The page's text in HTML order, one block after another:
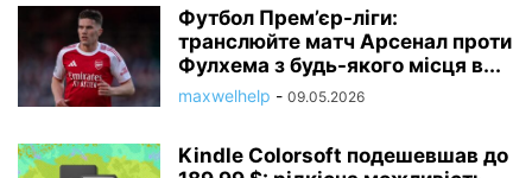
Футбол Прем’єр-ліги:
транслюйте матч Арсенал проти
Фулхема з будь-якого місця в...
maxwelhelp - 09.05.2026
Kindle Colorsoft подешевшав до